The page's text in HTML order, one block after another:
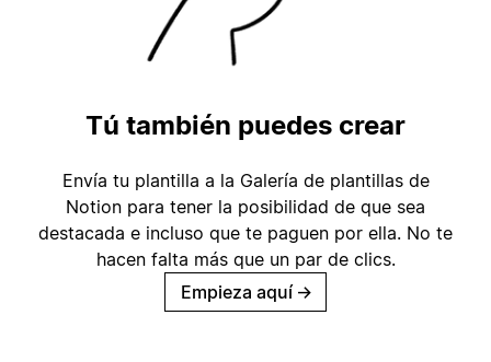
Tú también puedes crear
Envía tu plantilla a la Galería de plantillas de
Notion para tener la posibilidad de que sea
destacada e incluso que te paguen por ella. No te
hacen falta más que un par de clics.
Empieza aquí →